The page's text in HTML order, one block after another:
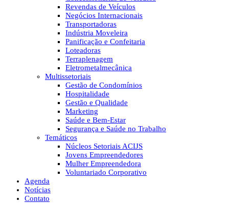
Revendas de Veículos
Negócios Internacionais
Transportadoras
Indústria Moveleira
Panificação e Confeitaria
Loteadoras
Terraplenagem
Eletrometalmecânica
Multissetoriais
Gestão de Condomínios
Hospitalidade
Gestão e Qualidade
Marketing
Saúde e Bem-Estar
Segurança e Saúde no Trabalho
Temáticos
Núcleos Setoriais ACIJS
Jovens Empreendedores
Mulher Empreendedora
Voluntariado Corporativo
Agenda
Notícias
Contato